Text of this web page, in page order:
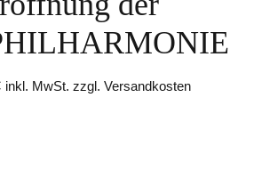
inkl. MwSt. zzgl. Versandkosten